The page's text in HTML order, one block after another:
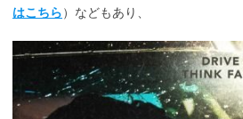
はこちら）などもあり、